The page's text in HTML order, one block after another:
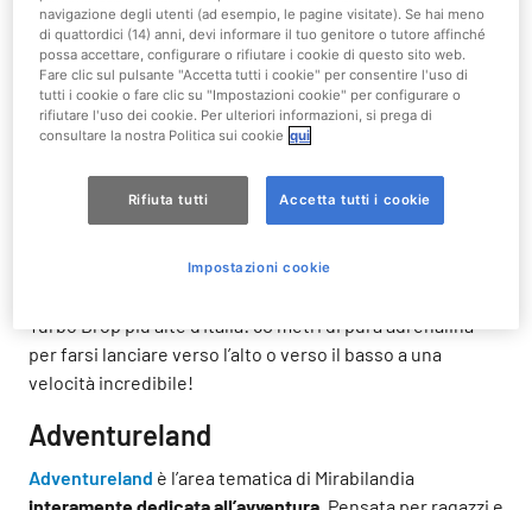
decidere quando accelerare e frenare!
Far West Valley
E se ti dicessimo che a Mirabilandia è possibile viaggiare
nel tempo e catapultarsi nel far west per vivere
tema composta da9 attrazioni, 2 ristoranti e 1 negozio
l’oro perduto. Oppure, se sei amante delle forti emozioni,
Turbo Drop più alte d’Italia: 60 metri di pura adrenalina
per farsi lanciare verso l’alto o verso il basso a una
velocità incredibile!
Adventureland
Adventureland è l’area tematica di Mirabilandia
navigazione degli utenti (ad esempio, le pagine visitate). Se hai meno
di quattordici (14) anni, devi informare il tuo genitore o tutore affinché
possa accettare, configurare o rifiutare i cookie di questo sito web.
Fare clic sul pulsante "Accetta tutti i cookie" per consentire l'uso di
tutti i cookie o fare clic su "Impostazioni cookie" per configurare o
rifiutare l'uso dei cookie. Per ulteriori informazioni, si prega di
consultare la nostra Politica sui cookie qui
Rifiuta tutti Accetta tutti i cookie
Impostazioni cookie